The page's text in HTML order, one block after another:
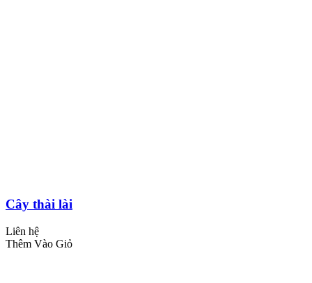
Cây thài lài
Liên hệ
Thêm Vào Giỏ